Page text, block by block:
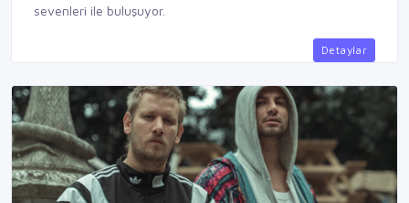
sevenleri ile buluşuyor.
Detaylar